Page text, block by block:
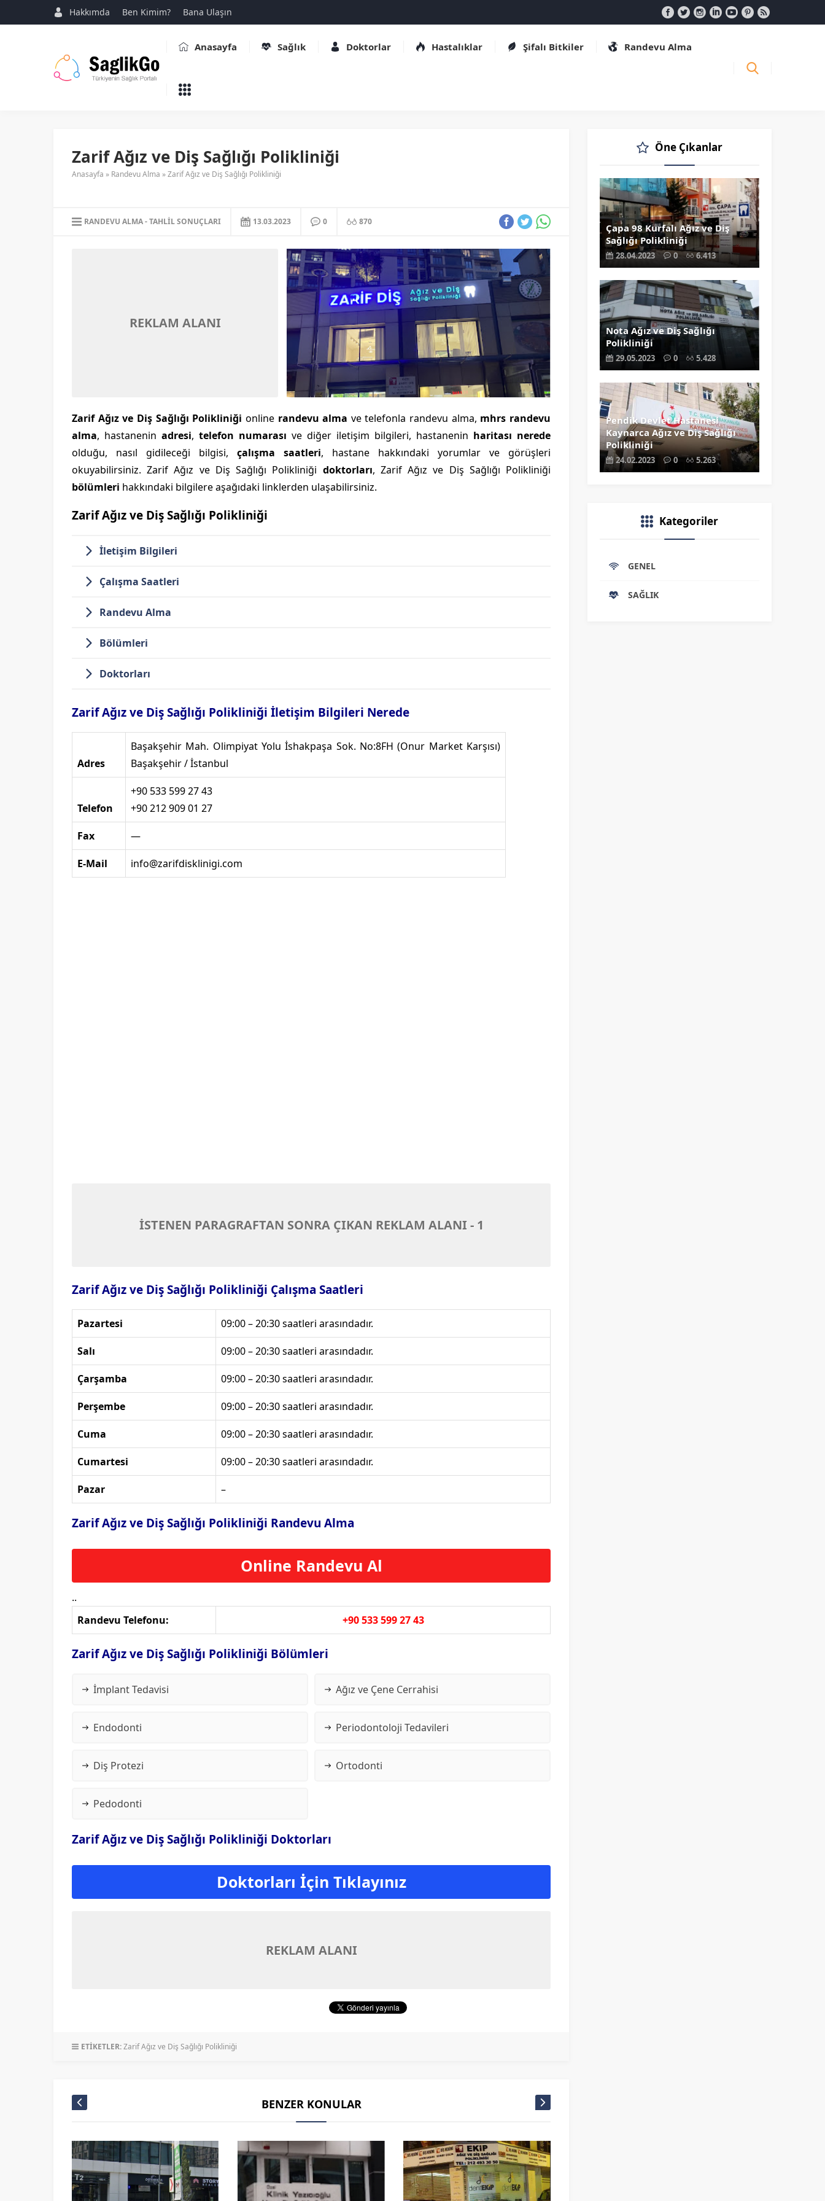
Hakkımda Ben Kimim? Bana Ulaşın
Anasayfa Sağlık Doktorlar Hastalıklar Şifalı Bitkiler Randevu Alma
Zarif Ağız ve Diş Sağlığı Polikliniği
Anasayfa » Randevu Alma »Zarif Ağız ve Diş Sağlığı Polikliniği
RANDEVU ALMA TAHLIL SONUÇLARI 13.03.2023 0 870
REKLAM ALANI
Zarif Ağız ve Diş Sağlığı Polikliniği online randevu alma ve telefonla randevu alma, mhrs randevu
alma, hastanenin adresi, telefon numarası ve diğer iletişim bilgileri, hastanenin haritası nerede
olduğu, nasıl gidileceği bilgisi, çalışma saatleri, hastane hakkındaki yorumlar ve görüşleri
okuyabilirsiniz. Zarif Ağız ve Diş Sağlığı Polikliniği doktorları, Zarif Ağız ve Diş Sağlığı Polikliniği
bölümleri hakkındaki bilgilere aşağıdaki linklerden ulaşabilirsiniz.
Zarif Ağız ve Diş Sağlığı Polikliniği
İletişim Bilgileri
Çalışma Saatleri
Randevu Alma
Bölümleri
Doktorları
Zarif Ağız ve Diş Sağlığı Polikliniği İletişim Bilgileri Nerede
Adres
Başakşehir Mah. Olimpiyat Yolu İshakpaşa Sok. No:8FH (Onur Market Karşısı)
Başakşehir / İstanbul
Telefon
+90 533 599 27 43
+90 212 909 01 27
Fax —
E-Mail info@zarifdisklinigi.com
İSTENEN PARAGRAFTAN SONRA ÇIKAN REKLAM ALANI - 1
Zarif Ağız ve Diş Sağlığı Polikliniği Çalışma Saatleri
Pazartesi 09:00 – 20:30 saatleri arasındadır.
Salı 09:00 – 20:30 saatleri arasındadır.
Çarşamba 09:00 – 20:30 saatleri arasındadır.
Perşembe 09:00 – 20:30 saatleri arasındadır.
Cuma 09:00 – 20:30 saatleri arasındadır.
Cumartesi 09:00 – 20:30 saatleri arasındadır.
Pazar –
Zarif Ağız ve Diş Sağlığı Polikliniği Randevu Alma
Online Randevu Al
..
Randevu Telefonu:
+90 533 599 27 43
Zarif Ağız ve Diş Sağlığı Polikliniği Bölümleri
İmplant Tedavisi Ağız ve Çene Cerrahisi
Endodonti Periodontoloji Tedavileri
Diş Protezi Ortodonti
Pedodonti
Zarif Ağız ve Diş Sağlığı Polikliniği Doktorları
Doktorları İçin Tıklayınız
REKLAM ALANI
ETİKETLER:Zarif Ağız ve Diş Sağlığı Polikliniği
BENZER KONULAR
Öne Çıkanlar
Çapa 98 Kurfalı Ağız ve Diş
Sağlığı Polikliniği
28.04.2023 0 6.413
Nota Ağız ve Diş Sağlığı
Polikliniği
29.05.2023 0 5.428
Pendik Devlet Hastanesi
Kaynarca Ağız ve Diş Sağlığı
Polikliniği
24.02.2023 0 5.263
Kategoriler
GENEL
SAĞLIK